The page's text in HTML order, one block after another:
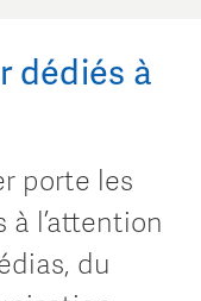
dédiés à
porte les
à l’attention
du